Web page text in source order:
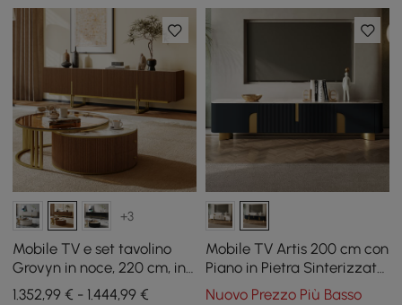
+3
Mobile TV e set tavolino
Grovyn in noce, 220 cm, in
pietra sinterizzata
1.352,99 € - 1.444,99 €
Mobile TV Artis 200 cm con
Piano in Pietra Sinterizzata
e Gambe Dorate
Nuovo Prezzo Più Basso